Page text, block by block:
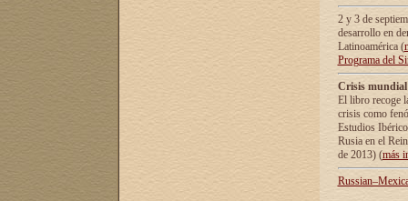
2 y 3 de
desarrollo en
Latinoamérica (
Programa del
Crisis
El libro recoge
crisis como
Estudios
Rusia en el
de 2013) (más